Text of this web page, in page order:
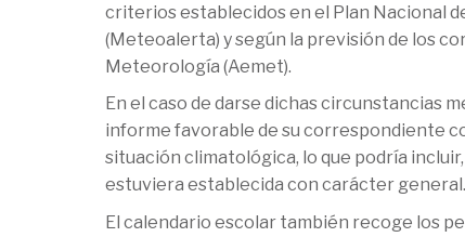
criterios establecidos en el Plan Nacional
(Meteoalerta) y según la previsión de los
Meteorología (Aemet).
En el caso de darse dichas circunstancias
informe favorable de su correspondiente
situación climatológica, lo que podría
estuviera establecida con carácter general.
El calendario escolar también recoge los